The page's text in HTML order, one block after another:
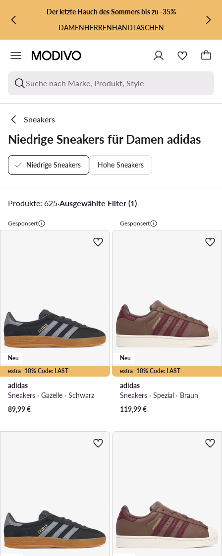
ZUM HAUPTINHALT SPRINGEN
ZUR SUCHEDer letzte Hauch des Sommers bis zu -35%
DAMENHERRENHANDTASCHEN
Suche nach Marke, Produkt, Style
Sneakers
Niedrige Sneakers für Damen adidas
Niedrige Sneakers Hohe Sneakers
Produkte: 625·Ausgewählte Filter (1)
Gesponsert
extra -10% Code: LAST
Neu
adidas
Sneakers · Gazelle · Schwarz
89,99€
Gesponsert
extra -10% Code: LAST
Neu
adidas
Sneakers · Spezial · Braun
119,99€